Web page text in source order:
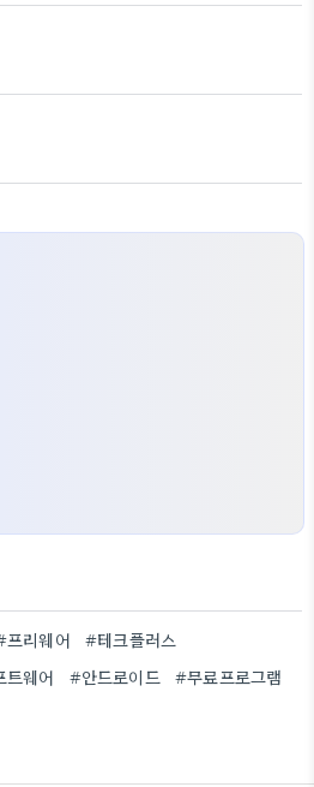
프리웨어
#테크플러스
웨어 #안드로이드
#무료프로그램